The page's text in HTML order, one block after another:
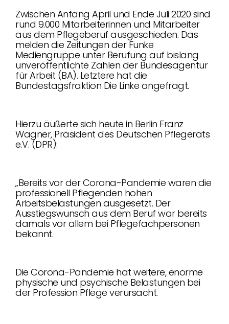
Zwischen Anfang April und Ende Juli 2020 sind
rund 9.000 Mitarbeiterinnen und Mitarbeiter
aus dem Pflegeberuf ausgeschieden. Das
melden die Zeitungen der Funke
Mediengruppe unter Berufung auf bislang
unveröffentlichte Zahlen der Bundesagentur
für Arbeit (BA). Letztere hat die
Bundestagsfraktion Die Linke angefragt.
Hierzu äußerte sich heute in Berlin Franz
Wagner, Präsident des Deutschen Pflegerats
e.V. (DPR):
„Bereits vor der Corona-Pandemie waren die
professionell Pflegenden hohen
Arbeitsbelastungen ausgesetzt. Der
Ausstiegswunsch aus dem Beruf war bereits
damals vor allem bei Pflegefachpersonen
bekannt.
Die Corona-Pandemie hat weitere, enorme
physische und psychische Belastungen bei
der Profession Pflege verursacht.